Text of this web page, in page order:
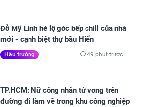
Đỗ Mỹ Linh hé lộ góc bếp chill của nhà
mới - cạnh biệt thự bầu Hiển
Hậu trường 49 phút trước
TP.HCM: Nữ công nhân tử vong trên
đường đi làm về trong khu công nghiệp